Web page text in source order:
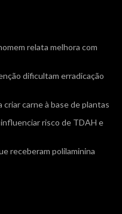
relata melhora com
dificultam erradicação
carne à base de plantas
risco de TDAH e
receberam polilaminina